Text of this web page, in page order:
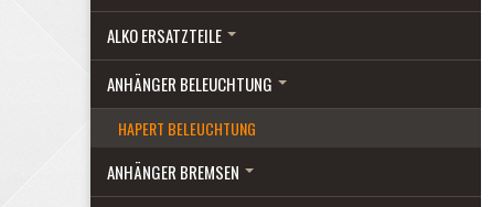
ALKO ERSATZTEILE
ANHÄNGER BELEUCHTUNG
HAPERT BELEUCHTUNG
ANHÄNGER BREMSEN